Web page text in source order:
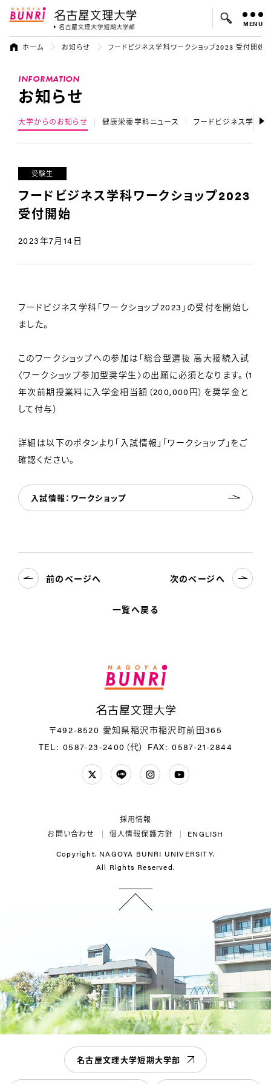
名古屋文理大学 名古屋文理大
よく検索されているキーワード：
MENU
ホーム お知らせ フードビジネス学科ワークショップ2023 受付開始
INFORMATION
お知らせ
大学からのお知らせ 健康栄養学科ニュース フードビジネス学科ニ
受験生
フードビジネス学科ワークショップ2023
受付開始
2023年7月14日
フードビジネス学科「ワークショップ2023」の受付を開始し
ました。
このワークショップへの参加は「総合型選抜 高大接続入試
〈ワークショップ参加型奨学生〉の出願に必須となります。（1
年次前期授業料に入学金相当額（200,000円）を奨学金と
して付与）
詳細は以下のボタンより「入試情報」「ワークショップ」をご
確認ください。
入試情報：ワークショップ
一覧へ戻る
前のページへ 次のページへ
〒492-8520 愛知県稲沢市稲沢町前田365
TEL: 0587-23-2400（代） FAX: 0587-21-2844
ENGLISH
個人情報保護方針
お問い合わせ
採用情報
Copyright. NAGOYA BUNRI UNIVERSITY.
All Rights Reserved.
名古屋文理大学短期大学部